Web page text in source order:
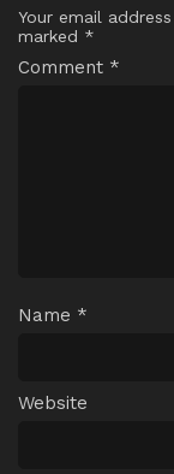
Your email
marked *
Comment *
Name *
Website